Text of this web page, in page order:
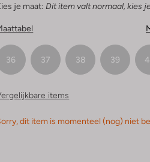
je maat: Dit item valt normaal, kies
36 37 38 39
items
dit item is momenteel (nog) niet